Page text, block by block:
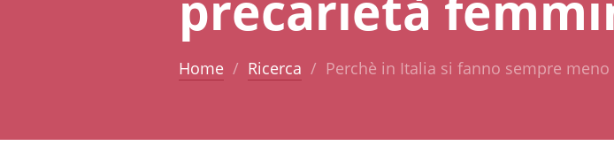
Home Ricerca Perchè in Italia si fanno sempre